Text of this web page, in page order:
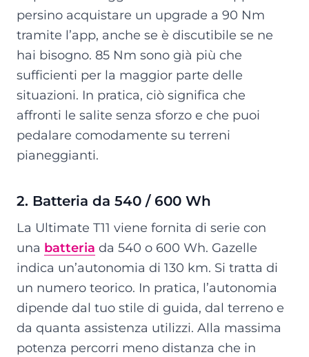
persino acquistare un upgrade a 90 Nm
tramite l’app, anche se è discutibile se ne
hai bisogno. 85 Nm sono già più che
sufficienti per la maggior parte delle
situazioni. In pratica, ciò significa che
affronti le salite senza sforzo e che puoi
pedalare comodamente su terreni
pianeggianti.
2. Batteria da 540 / 600 Wh
La Ultimate T11 viene fornita di serie con
una batteria da 540 o 600 Wh. Gazelle
indica un’autonomia di 130 km. Si tratta di
un numero teorico. In pratica, l’autonomia
dipende dal tuo stile di guida, dal terreno e
da quanta assistenza utilizzi. Alla massima
potenza percorri meno distanza che in